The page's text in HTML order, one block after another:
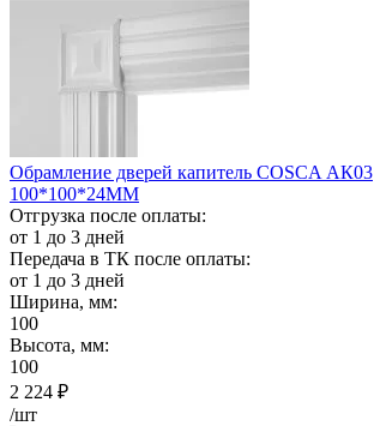
Обрамление дверей капитель COSCA АК03
100*100*24ММ
Отгрузка после оплаты:
от 1 до 3 дней
Передача в ТК после оплаты:
от 1 до 3 дней
Ширина, мм:
100
Высота, мм:
100
2 224 ₽
/шт